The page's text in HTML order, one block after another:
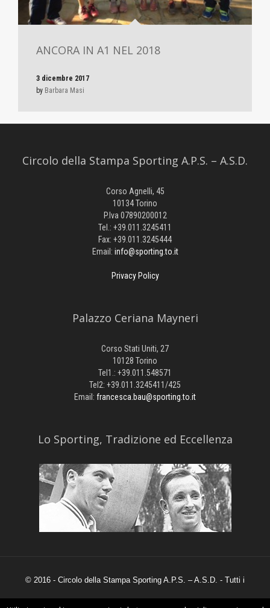
ANCORA IN A1 NEL 2018
3 dicembre 2017
by Barbara Masi
Circolo della Stampa Sporting A.P.S. – A.S.D.
Corso Agnelli, 45
10134 Torino
P.Iva 07890200012
Tel.: +39.011.3245411
Fax: +39.011.3245444
Email: info@sporting.to.it
Privacy Policy
Palazzo Ceriana Mayneri
Corso Stati Uniti, 27
10128 Torino
Tel1.: +39.011.548571
Tel2: +39.011.3245411/425
Email: francesca.bau@sporting.to.it
​Lo Sporting, Tradizione ed Eccellenza
© 2016 - Circolo della Stampa Sporting A.P.S. – A.S.D. - Tutti i